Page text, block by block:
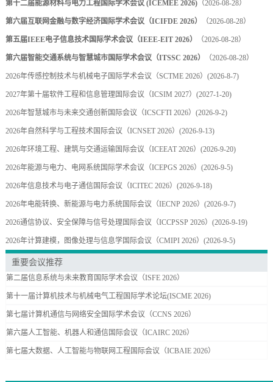
第十二届能源材料与电力工程国际学术会议 (ICEMEE 2026)（2026-08-28）
第六届互联网金融与数字经济国际学术会议（ICIFDE 2026） （2026-08-28）
第五届IEEE电子信息技术国际学术会议（IEEE-EIT 2026） （2026-08-28）
第六届智能交通系统与智慧城市国际学术会议（ITSSC 2026） （2026-08-28）
2026年传感控制技术与机械电子国际学术会议（SCTME 2026） (2026-8-7)
2027年第十届软件工程和信息管理国际会议（ICSIM 2027） (2027-1-20)
2026年智慧城市与未来交通创新国际会议（ICSCFTI 2026） (2026-9-2)
2026年自然科学与工程技术国际会议（ICNSET 2026） (2026-9-13)
2026年环境工程、建筑与交通运输国际会议（ICEEAT 2026） (2026-9-20)
2026年能源与电力、电网系统国际学术会议（ICEPGS 2026） (2026-9-5)
2026年信息技术与电子通信国际会议（ICITEC 2026） (2026-9-18)
2026年电能转换、新能源与电力系统国际会议（IECNP 2026） (2026-9-7)
2026通信协议、安全保障与信号处理国际会议（ICCPSSP 2026） (2026-9-19)
2026年计算建模，图像处理与信息学国际会议（CMIPI 2026） (2026-9-5)
重要会议推荐
第二届信息系统与未来教育国际学术会议（ISFE 2026）
第十一届计算机技术与机械电气工程国际学术论坛(ISCME 2026)
第七届计算机通信与网络安全国际学术会议（CCNS 2026）
第六届人工智能、机器人和通信国际会议（ICAIRC 2026）
第七届大数据、人工智能与物联网工程国际会议（ICBAIE 2026）